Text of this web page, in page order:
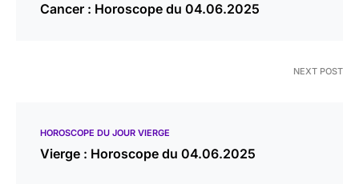
Cancer : Horoscope du 04.06.2025
NEXT POST
HOROSCOPE DU JOUR VIERGE
Vierge : Horoscope du 04.06.2025